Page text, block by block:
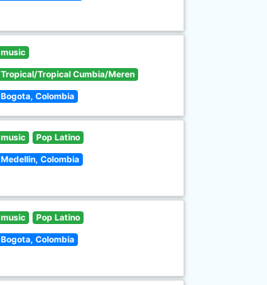
music
Tropical/Tropical Cumbia/Meren
Bogota, Colombia
music Pop Latino
Medellin, Colombia
music Pop Latino
Bogota, Colombia